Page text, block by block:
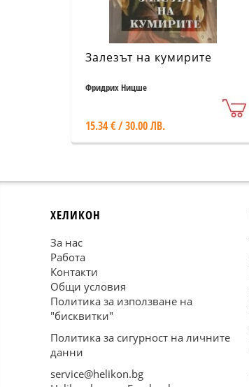
Залезът на кумирите
Фридрих Ницше
15.34 € / 30.00 ЛВ.
ХЕЛИКОН
За нас
Работа
Контакти
Общи условия
Политика за използване на
"бисквитки"
Политика за сигурност на личните
данни
service@helikon.bg